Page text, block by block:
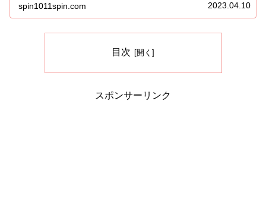
spin1011spin.com 2023.04.10
目次
スポンサーリンク